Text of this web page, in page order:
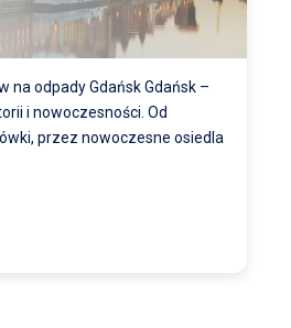
na odpady Gdańsk Gdańsk –
i nowoczesności. Od
przez nowoczesne osiedla